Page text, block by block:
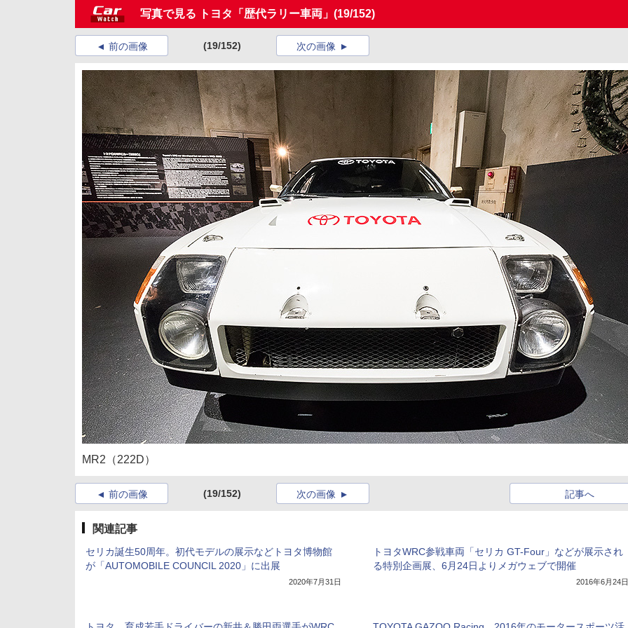
写真で見る トヨタ「歴代ラリー車両」 (19/152)
前の画像 (19/152) 次の画像
MR2（222D）
前の画像 (19/152) 記事へ
次の画像
関連記事
セリカ誕生50周年。初代モデルの展示などトヨタ博物館
が「AUTOMOBILE COUNCIL 2020」に出展
2020年7月31日
トヨタWRC参戦車両「セリカ GT-Four」などが展示され
る特別企画展、6月24日よりメガウェブで開催
2016年6月24日